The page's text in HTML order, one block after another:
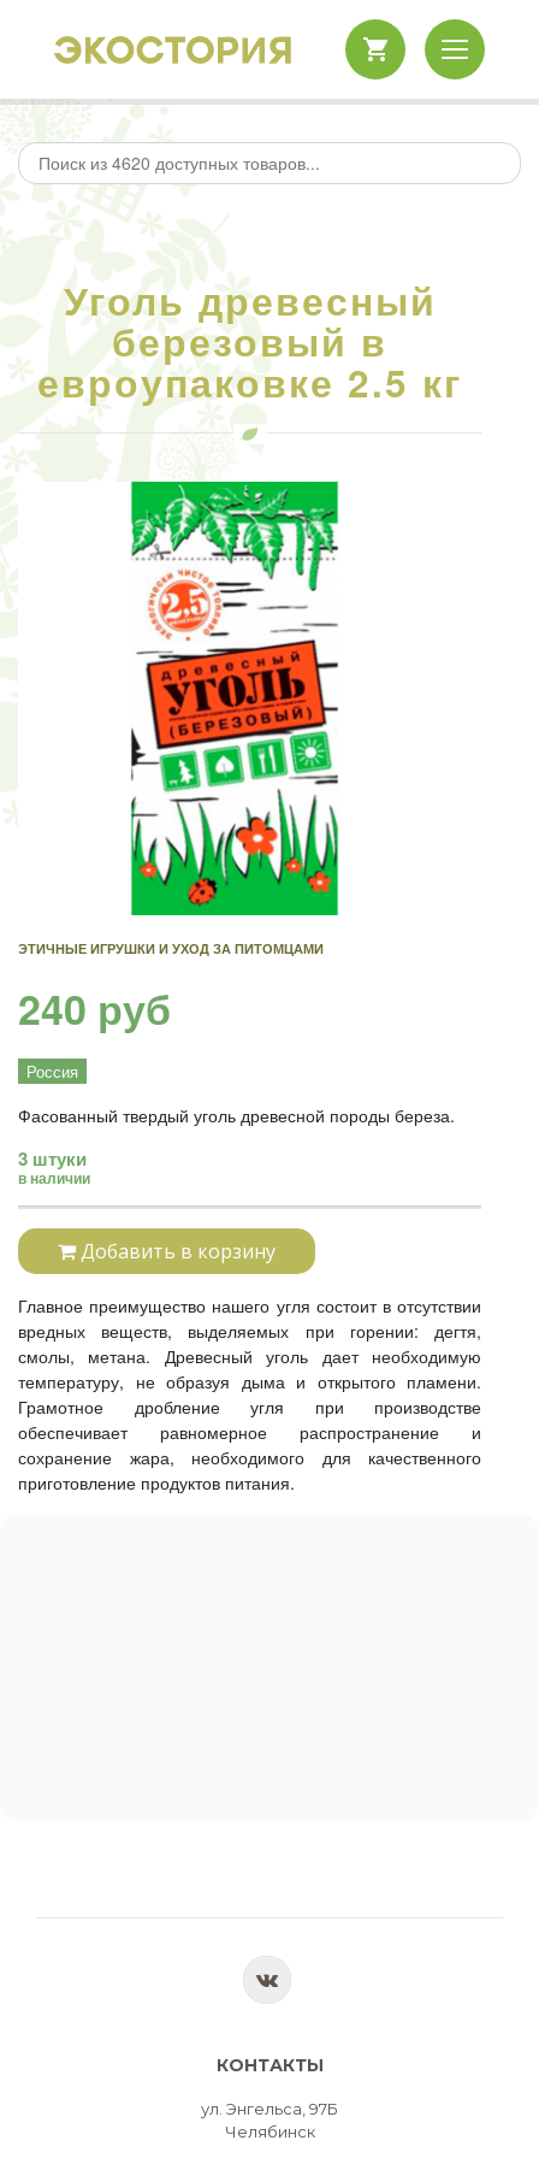
Уголь древесный
березовый в
евроупаковке 2.5 кг
ЭТИЧНЫЕ ИГРУШКИ И УХОД ЗА ПИТОМЦАМИ
240 руб
Россия
Фасованный твердый уголь древесной породы береза.
3 штуки
в наличии
Добавить в корзину
Главное преимущество нашего угля состоит в отсутствии
вредных веществ, выделяемых при горении: дегтя,
смолы, метана. Древесный уголь дает необходимую
температуру, не образуя дыма и открытого пламени.
Грамотное дробление угля при производстве
обеспечивает равномерное распространение и
сохранение жара, необходимого для качественного
приготовление продуктов питания.
КОНТАКТЫ
ул. Энгельса, 97Б
Челябинск